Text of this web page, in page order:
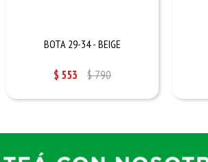
BOTA 29-34 - BEIGE
$ 553 $790